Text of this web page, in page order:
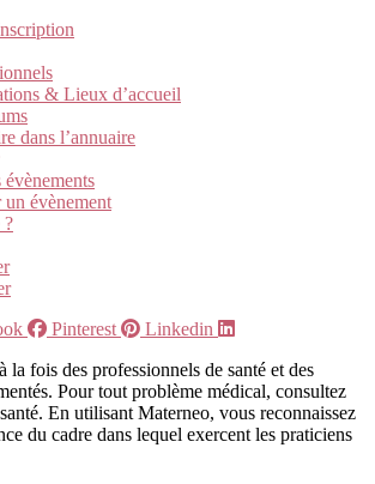
& Lieux d’accueil
dans l’annuaire
évènement
?
Pinterest
Linkedin
la fois des professionnels de santé et des
Pour tout problème médical, consultez
En utilisant Materneo, vous reconnaissez
du cadre dans lequel exercent les praticiens